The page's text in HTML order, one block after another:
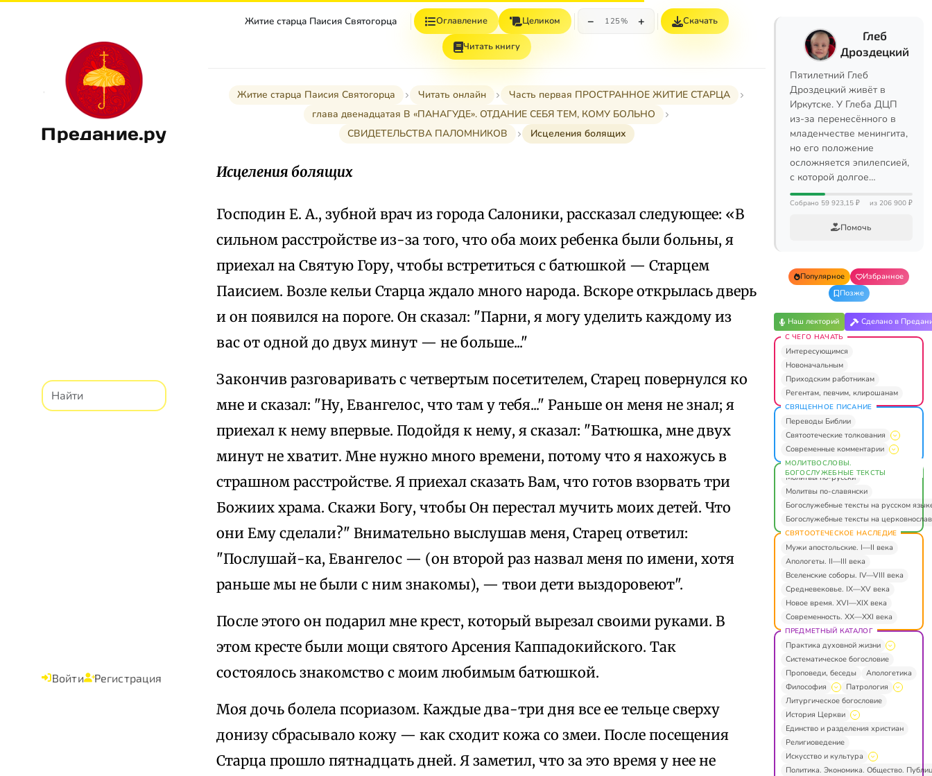
Предание.ру
Войти Регистрация
Житие старца Паисия Святогорца Оглавление Целиком − 125% + Скачать
Читать книгу
Житие старца Паисия Святогорца Читать онлайн
Часть первая ПРОСТРАННОЕ ЖИТИЕ СТАРЦА
глава двенадцатая В «ПАНАГУДЕ». ОТДАНИЕ СЕБЯ ТЕМ, КОМУ БОЛЬНО
СВИДЕТЕЛЬСТВА ПАЛОМНИКОВ
Исцеления болящих
Исцеления болящих
Господин Е. А., зубной врач из города Салоники, рассказал следующее: «В
сильном расстройстве из-за того, что оба моих ребенка были больны, я
приехал на Святую Гору, чтобы встретиться с батюшкой — Старцем
Паисием. Возле кельи Старца ждало много народа. Вскоре открылась дверь
и он появился на пороге. Он сказал: "Парни, я могу уделить каждому из
вас от одной до двух минут — не больше..."
Закончив разговаривать с четвертым посетителем, Старец повернулся ко
мне и сказал: "Ну, Евангелос, что там у тебя..." Раньше он меня не знал; я
приехал к нему впервые. Подойдя к нему, я сказал: "Батюшка, мне двух
минут не хватит. Мне нужно много времени, потому что я нахожусь в
страшном расстройстве. Я приехал сказать Вам, что готов взорвать три
Божиих храма. Скажи Богу, чтобы Он перестал мучить моих детей. Что
они Ему сделали?" Внимательно выслушав меня, Старец ответил:
"Послушай-ка, Евангелос — (он второй раз назвал меня по имени, хотя
раньше мы не были с ним знакомы), — твои дети выздоровеют".
После этого он подарил мне крест, который вырезал своими руками. В
этом кресте были мощи святого Арсения Каппадокийского. Так
состоялось знакомство с моим любимым батюшкой.
Моя дочь болела псориазом. Каждые два-три дня все ее тельце сверху
донизу сбрасывало кожу — как сходит кожа со змеи. После посещения
Старца прошло пятнадцать дней. Я заметил, что за это время у нее не
Глеб
Дроздецкий
Пятилетний Глеб
Дроздецкий живёт в
Иркутске. У Глеба ДЦП
из-за перенесённого в
младенчестве менингита,
но его положение
осложняется эпилепсией,
с которой долгое…
Собрано 59 923,15 ₽ из 206 900 ₽
Помочь
Популярное
Избранное
Позже
Наш лекторий Сделано в
С ЧЕГО НАЧАТЬ
Интересующимся
Новоначальным
Приходским работникам
Регентам, певчим, клирошанам
СВЯЩЕННОЕ ПИСАНИЕ
Переводы Библии
Святоотеческие толкования
Современные комментарии
МОЛИТВОСЛОВЫ.
БОГОСЛУЖЕБНЫЕ ТЕКСТЫ
Молитвы по-русски
Молитвы по-славянски
Богослужебные тексты на русском
Богослужебные тексты на
СВЯТООТЕЧЕСКОЕ НАСЛЕДИЕ
Мужи апостольские. I—II века
Апологеты. II—III века
Вселенские соборы. IV—VIII века
Средневековье. IX—XV века
Новое время. XVI—XIX века
Современность. XX—XXI века
ПРЕДМЕТНЫЙ КАТАЛОГ
Практика духовной жизни
Систематическое богословие
Проповеди, беседы
Апологетика
Философия
Патрология
Литургическое богословие
История Церкви
Единство и разделения христиан
Религиоведение
Искусство и культура
Политика. Экономика. Общество.